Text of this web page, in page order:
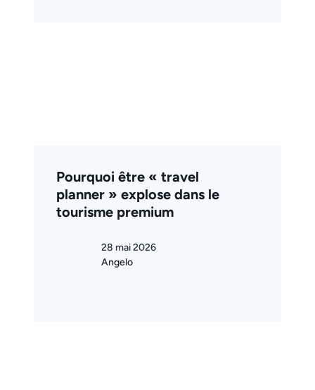
Pourquoi être « travel
planner » explose dans le
tourisme premium
28 mai 2026
Angelo